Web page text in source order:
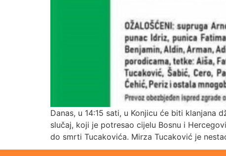
Danas, u 14:15 sati, u Konjicu će biti klanjana
slučaj, koji je potresao cijelu Bosnu i
do smrti Tucakovića. Mirza Tucaković je